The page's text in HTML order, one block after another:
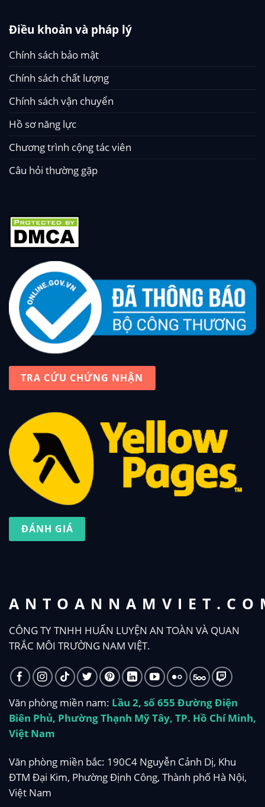
CÔNG TY TNHH HUẤN LUYỆN AN TOÀN VÀ QUAN
TRẮC MÔI TRƯỜNG NAM VIỆT.
Văn phòng miền nam: Lầu 2, số 655 Đường Điện
Biên Phủ, Phường Thạnh Mỹ Tây, TP. Hồ Chí Minh,
Việt Nam
Văn phòng miền bắc: 190C4 Nguyễn Cảnh Dị, Khu
ĐTM Đại Kim, Phường Định Công, Thành phố Hà Nội,
Việt Nam
Điều khoản và pháp lý
Chính sách bảo mật
Chính sách chất lượng
Chính sách vận chuyển
Hồ sơ năng lực
Chương trình cộng tác viên
Câu hỏi thường gặp
TRA CỨU CHỨNG NHẬN
ĐÁNH GIÁ